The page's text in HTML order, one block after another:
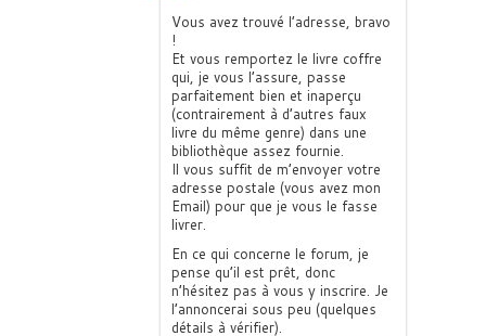
Vous avez trouvé l’adresse, bravo
!
Et vous remportez le livre coffre
qui, je vous l’assure, passe
parfaitement bien et inaperçu
(contrairement à d’autres faux
livre du même genre) dans une
bibliothèque assez fournie.
Il vous suffit de m’envoyer votre
adresse postale (vous avez mon
Email) pour que je vous le fasse
livrer.
En ce qui concerne le forum, je
pense qu’il est prêt, donc
n’hésitez pas à vous y inscrire. Je
l’annoncerai sous peu (quelques
détails à vérifier).